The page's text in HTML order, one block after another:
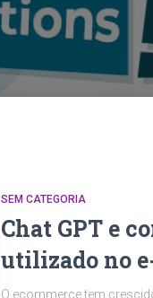
SEM CATEGORIA
Chat GPT e
utilizado no
O ecommerce tem